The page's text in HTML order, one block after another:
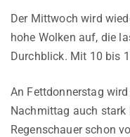
Der Mittwoch wird
hohe Wolken auf, die
Durchblick. Mit 10 bis
An Fettdonnerstag
Nachmittag auch stark
Regenschauer schon